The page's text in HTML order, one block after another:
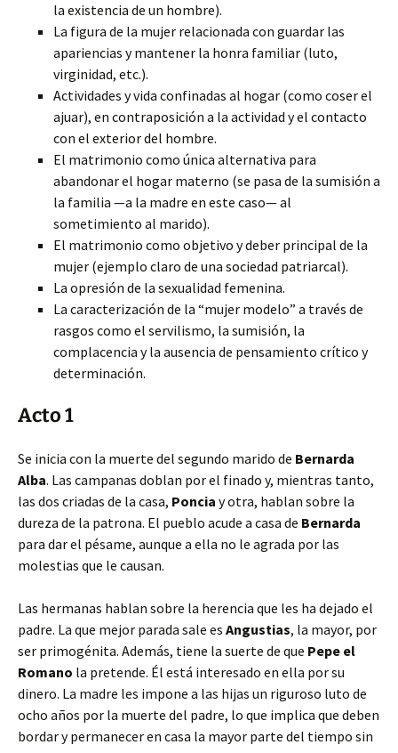
la existencia de un hombre).
La figura de la mujer relacionada con guardar las
apariencias y mantener la honra familiar (luto,
virginidad, etc.).
Actividades y vida confinadas al hogar (como coser el
ajuar), en contraposición a la actividad y el contacto
con el exterior del hombre.
El matrimonio como única alternativa para
abandonar el hogar materno (se pasa de la sumisión a
la familia —a la madre en este caso— al
sometimiento al marido).
El matrimonio como objetivo y deber principal de la
mujer (ejemplo claro de una sociedad patriarcal).
La opresión de la sexualidad femenina.
La caracterización de la “mujer modelo” a través de
rasgos como el servilismo, la sumisión, la
complacencia y la ausencia de pensamiento crítico y
determinación.
Acto 1
Se inicia con la muerte del segundo marido de Bernarda
Alba. Las campanas doblan por el finado y, mientras tanto,
las dos criadas de la casa, Poncia y otra, hablan sobre la
dureza de la patrona. El pueblo acude a casa de Bernarda
para dar el pésame, aunque a ella no le agrada por las
molestias que le causan.
Las hermanas hablan sobre la herencia que les ha dejado el
padre. La que mejor parada sale es Angustias, la mayor, por
ser primogénita. Además, tiene la suerte de que Pepe el
Romano la pretende. Él está interesado en ella por su
dinero. La madre les impone a las hijas un riguroso luto de
ocho años por la muerte del padre, lo que implica que deben
bordar y permanecer en casa la mayor parte del tiempo sin